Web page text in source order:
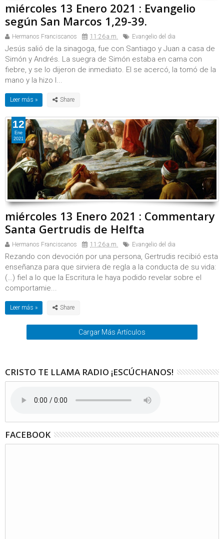
miércoles 13 Enero 2021 : Evangelio
según San Marcos 1,29-39.
Hermanos Franciscanos 11:26 a.m. Evangelio del dia
Jesús salió de la sinagoga, fue con Santiago y Juan a casa de
Simón y Andrés. La suegra de Simón estaba en cama con
fiebre, y se lo dijeron de inmediato. El se acercó, la tomó de la
mano y la hizo l...
Leer más »
miércoles 13 Enero 2021 : Commentary
Santa Gertrudis de Helfta
Hermanos Franciscanos 11:26 a.m. Evangelio del dia
Rezando con devoción por una persona, Gertrudis recibió esta
enseñanza para que sirviera de regla a la conducta de su vida:
(…) fiel a lo que la Escritura le haya podido revelar sobre el
comportamie...
Leer más »
12
Ene
2021
Cargar Más Artículos
CRISTO TE LLAMA RADIO ¡ESCÚCHANOS!
FACEBOOK